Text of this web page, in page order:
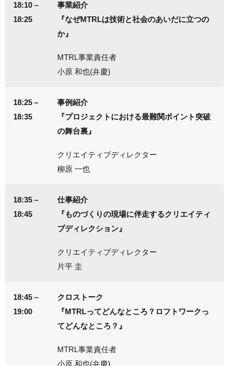
18:10 –
18:25
事業紹介
『なぜMTRLは技術と社会のあいだに立つの
か』
MTRL事業責任者
小原 和也(弁慶)
18:25 –
18:35
事例紹介
『プロジェクトにおける最難関ポイント突破
の舞台裏』
クリエイティブディレクター
柳原 一也
18:35 –
18:45
仕事紹介
『ものづくりの現場に伴走するクリエイティ
ブディレクション』
クリエイティブディレクター
片平 圭
18:45 –
19:00
クロストーク
『MTRLってどんなところ？ロフトワークっ
てどんなところ？』
MTRL事業責任者
小原 和也(弁慶)